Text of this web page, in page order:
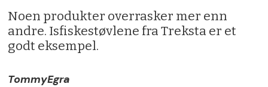
Noen produkter overrasker mer enn
andre. Isfiskestøvlene fra Treksta er et
godt eksempel.
TommyEgra